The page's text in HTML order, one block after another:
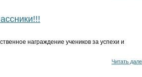
награждение учеников за успехи и
Читать